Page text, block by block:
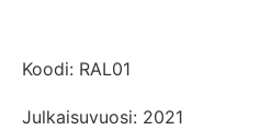
Koodi: RAL01
Julkaisuvuosi: 2021